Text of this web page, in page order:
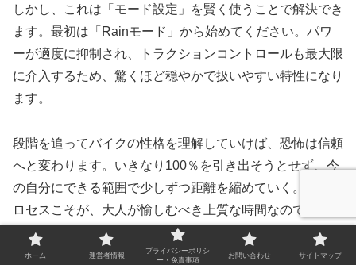
しかし、これは「モード設定」を賢く使うことで解決でき
ます。最初は「Rainモード」から始めてください。パワ
ーが適度に抑制され、トラクションコントロールも最大限
に介入するため、驚くほど穏やかで扱いやすい特性になり
ます。
段階を追ってバイクの性格を理解していけば、恐怖は信頼
へと変わります。いきなり100％を引き出そうとせず、今
の自分にできる範囲で少しずつ距離を縮めていく。そのプ
ロセスこそが、大人が愉しむべき上質な時間なのです。
ホーム 運営者情報
プライバシーポリシ
ー・免責事項
お問い合わせ サイトマップ